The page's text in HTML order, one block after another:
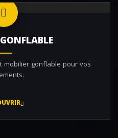
mobilier gonflable pour vos